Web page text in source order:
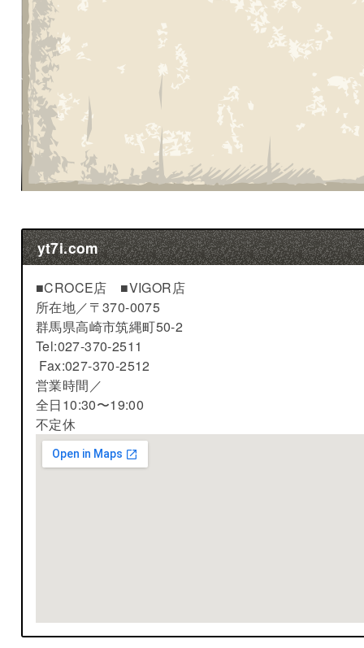
yt7i.com
■CROCE店 ■VIGOR店
所在地／〒370-0075
群馬県高崎市筑縄町50-2
Tel:027-370-2511
Fax:027-370-2512
営業時間／
全日10:30〜19:00
不定休